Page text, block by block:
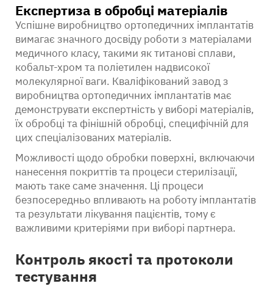
Експертиза в обробці матеріалів
Успішне виробництво ортопедичних імплантатів
вимагає значного досвіду роботи з матеріалами
медичного класу, такими як титанові сплави,
кобальт-хром та поліетилен надвисокої
молекулярної ваги. Кваліфікований завод з
виробництва ортопедичних імплантатів має
демонструвати експертність у виборі матеріалів,
їх обробці та фінішній обробці, специфічній для
цих спеціалізованих матеріалів.
Можливості щодо обробки поверхні, включаючи
нанесення покриттів та процеси стерилізації,
мають таке саме значення. Ці процеси
безпосередньо впливають на роботу імплантатів
та результати лікування пацієнтів, тому є
важливими критеріями при виборі партнера.
Контроль якості та протоколи
тестування